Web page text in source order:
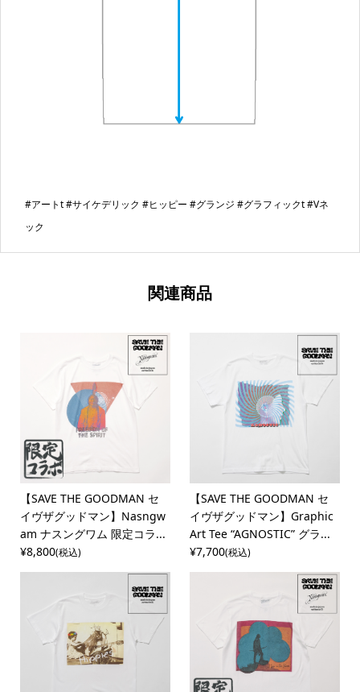
#アートt #サイケデリック #ヒッピー #グランジ #グラフィックt #Vネ
ック
関連商品
【SAVE THE GOODMAN セ
イヴザグッドマン】Nasngw
am ナスングワム 限定コラ...
¥8,800(税込)
【SAVE THE GOODMAN セ
イヴザグッドマン】Graphic
Art Tee “AGNOSTIC” グラ...
¥7,700(税込)